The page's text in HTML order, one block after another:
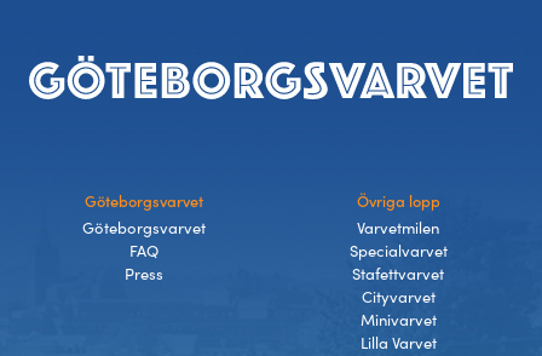
Footer
Göteborgsvarvet
Göteborgsvarvet
FAQ
Press
Övriga lopp
Varvetmilen
Specialvarvet
Stafettvarvet
Cityvarvet
Minivarvet
Lilla Varvet